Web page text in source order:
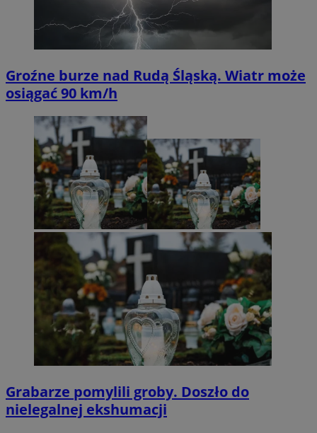
Groźne burze nad Rudą Śląską. Wiatr może
osiągać 90 km/h
Grabarze pomylili groby. Doszło do
nielegalnej ekshumacji